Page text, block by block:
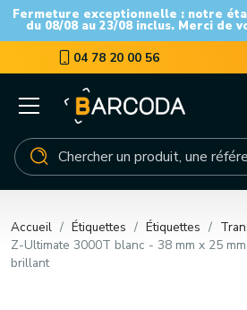
Fermeture exceptionnelle : notre
du 08/08 au 23/08 inclus. Merci de
04 78 20 00 56
Accueil Étiquettes Étiquettes
Z-Ultimate 3000T blanc - 38 mm x 25
brillant